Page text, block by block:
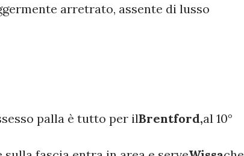
arretrato, assente di lusso
palla è tutto per ilBrentford,al 10°